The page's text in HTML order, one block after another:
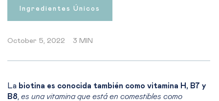
Ingredientes Únicos
October 5, 2022 3 MIN
La biotina es conocida también como vitamina H, B7 y
B8, es una vitamina que está en comestibles como